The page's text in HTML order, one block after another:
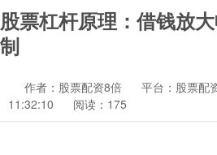
股票杠杆原理：借钱放
制
作者：股票配资8倍 平台：股票配
11:32:10
阅读：175